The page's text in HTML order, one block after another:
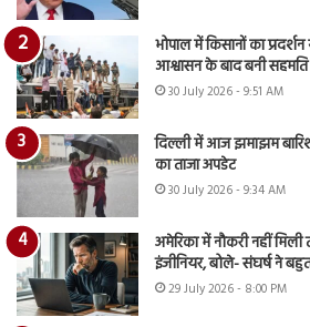
भोपाल में किसानों का
आश्वासन के बाद बनी सहमति
30 July 2026 - 9:51 AM
दिल्ली में आज झमाझम
का ताजा अपडेट
30 July 2026 - 9:34 AM
अमेरिका में नौकरी नहीं
इंजीनियर, बोले- संघर्ष ने
29 July 2026 - 8:00 PM